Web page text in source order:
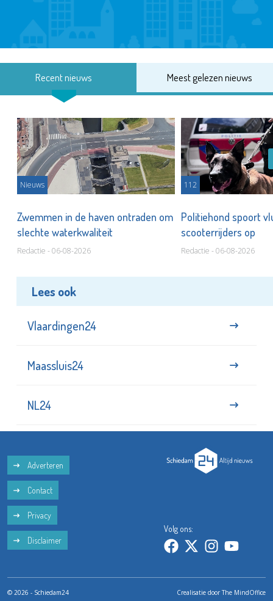
Recent nieuws Meest gelezen nieuws
Nieuws
Zwemmen in de haven ontraden om
slechte waterkwaliteit
Redactie - 06-08-2026
112
Politiehond spoort
scooterrijders op
Redactie - 06-08-2026
Lees ook
Vlaardingen24
Maassluis24
NL24
Adverteren
Contact
Privacy
Disclaimer
Volg ons:
© 2026 - Schiedam24 Crealisatie doorThe MindOffice